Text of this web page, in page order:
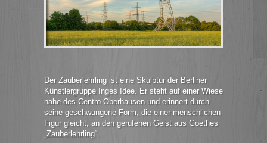
Der Zauberlehrling ist eine Skulptur der Berliner
Künstlergruppe Inges Idee. Er steht auf einer Wiese
nahe des Centro Oberhausen und erinnert durch
seine geschwungene Form, die einer menschlichen
Figur gleicht, an den gerufenen Geist aus Goethes
„Zauberlehrling“.